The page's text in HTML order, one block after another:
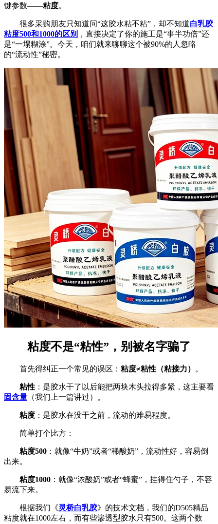
键参数——粘度。
很多采购朋友只知道问“这胶水粘不粘”，却不知道白乳胶
粘度500和1000的区别 ，直接决定了你的施工是“事半功倍”还
是“一塌糊涂”。今天，咱们就来聊聊这个被90%的人忽略
的“流动性”秘密。
粘度不是“粘性”，别被名字骗了
首先得纠正一个常见的误区： 粘度≠粘性（粘接力） 。
粘性 ：是胶水干了以后能把两块木头拉得多紧，这主要看
固含量 （我们上一篇讲过）。
粘度 ：是胶水在没干之前，流动的难易程度。
简单打个比方：
粘度500 ：就像“牛奶”或者“稀酸奶”，流动性好，容易倒
出来。
粘度1000 ：就像“浓酸奶”或者“蜂蜜”，挂得住勺子，不容
易流下来。
根据我们《灵桥白乳胶》的技术文档，我们的D505精品
粘度就在1000左右，而有些渗透型胶水只有500。这两个数